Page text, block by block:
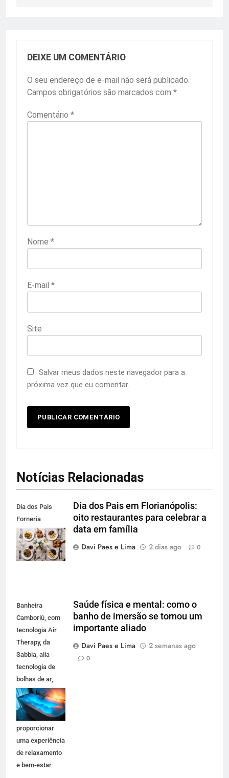
DEIXE UM COMENTÁRIO
O seu endereço de e-mail não será publicado.
Campos obrigatórios são marcados com *
Comentário *
Nome *
E-mail *
Site
Salvar meus dados neste navegador para a
próxima vez que eu comentar.
Notícias Relacionadas
Dia dos Pais
Forneria
Carbone. Foto
Agência Blend
Dia dos Pais em Florianópolis:
oito restaurantes para celebrar a
data em família
Davi Paes e Lima
2 dias ago 0
Banheira
Camboriú, com
tecnologia Air
Therapy, da
Sabbia, alia
tecnologia de
bolhas de ar,
iluminação em
LED e design
premium para
proporcionar
uma experiência
de relaxamento
e bem-estar
Saúde física e mental: como o
banho de imersão se tornou um
importante aliado
Davi Paes e Lima
2 semanas ago
0